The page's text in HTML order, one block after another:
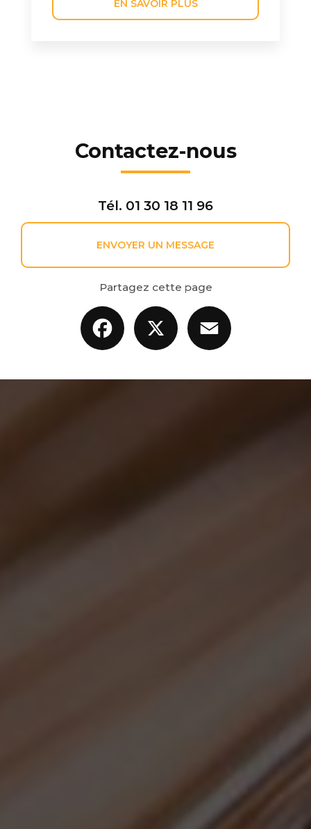
EN SAVOIR PLUS
Contactez-nous
Tél. 01 30 18 11 96
ENVOYER UN MESSAGE
Partagez cette page
Facebook